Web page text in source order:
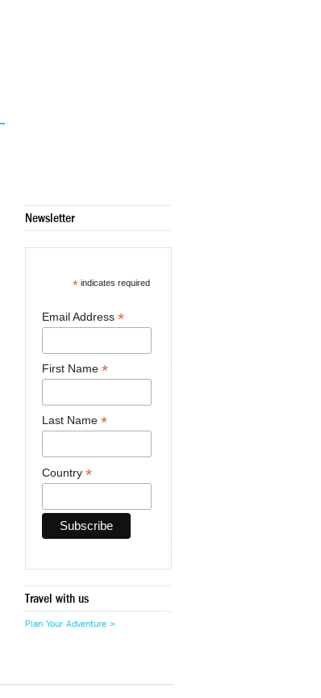
Newsletter
* indicates required
Email Address *
First Name *
Last Name *
Country *
Travel with us
Plan Your Adventure >